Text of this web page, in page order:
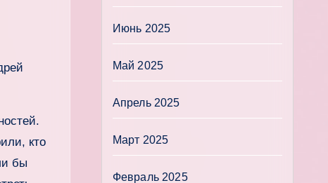
кто
бы
Июнь 2025
Май 2025
Апрель 2025
Март 2025
Февраль 2025